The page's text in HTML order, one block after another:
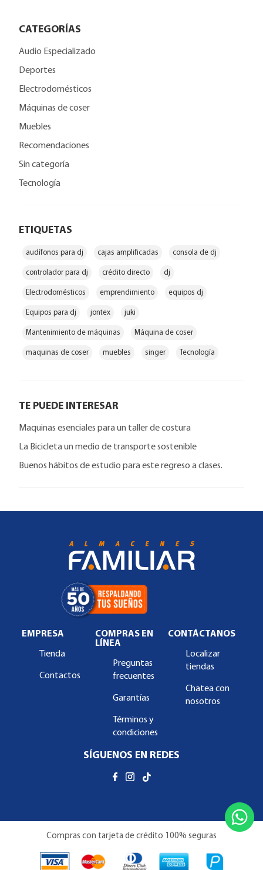
CATEGORÍAS
Audio Especializado
Deportes
Electrodomésticos
Máquinas de coser
Muebles
Recomendaciones
Sin categoría
Tecnología
ETIQUETAS
audífonos para dj cajas amplificadas consola de dj
controlador para dj crédito directo dj
Electrodomésticos emprendimiento equipos dj
Equipos para dj jontex juki
Mantenimiento de máquinas Máquina de coser
maquinas de coser muebles singer Tecnología
TE PUEDE INTERESAR
Maquinas esenciales para un taller de costura
La Bicicleta un medio de transporte sostenible
Buenos hábitos de estudio para este regreso a clases.
EMPRESA
Tienda
Contactos
COMPRAS EN
LÍNEA
Preguntas
frecuentes
Garantías
Términos y
condiciones
CONTÁCTANOS
Localizar
tiendas
Chatea con
nosotros
SÍGUENOS EN REDES
Compras con tarjeta de crédito 100% seguras